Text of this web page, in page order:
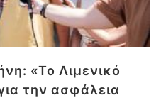
«Το Λιμενικό
την ασφάλεια